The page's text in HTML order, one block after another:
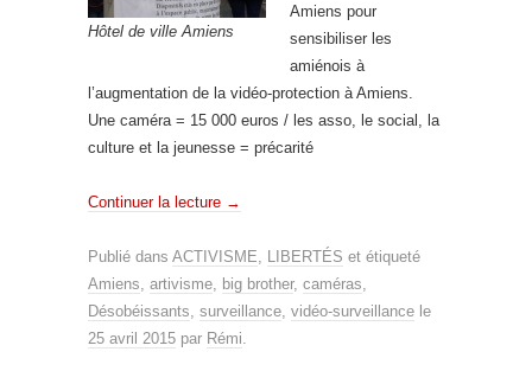
Hôtel de ville Amiens
Amiens pour
sensibiliser les
amiénois à
l’augmentation de la vidéo-protection à Amiens.
Une caméra = 15 000 euros / les asso, le social, la
culture et la jeunesse = précarité
Continuer la lecture →
Publié dans ACTIVISME LIBERTÉS et étiqueté
Amiens artivisme big brother, caméras
Désobéissants surveillance vidéo-surveillance le
25 avril 2015 par Rémi